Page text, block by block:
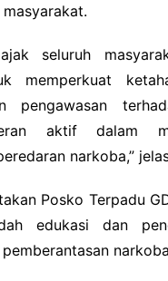
seluruh
memperkuat
pengawasan
aktif dalam
narkoba,”
Posko Terpadu
edukasi dan